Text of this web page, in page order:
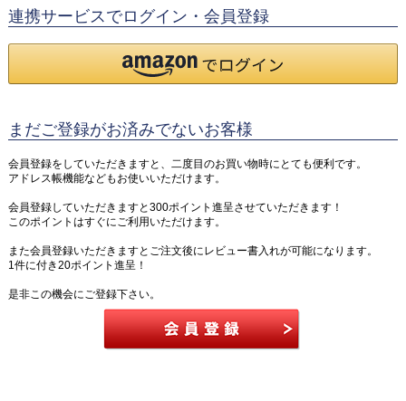
連携サービスでログイン・会員登録
まだご登録がお済みでないお客様
会員登録をしていただきますと、二度目のお買い物時にとても便利です。
アドレス帳機能などもお使いいただけます。
会員登録していただきますと300ポイント進呈させていただきます！
このポイントはすぐにご利用いただけます。
また会員登録いただきますとご注文後にレビュー書入れが可能になります。
1件に付き20ポイント進呈！
是非この機会にご登録下さい。